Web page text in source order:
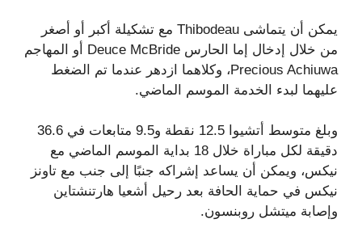
يمكن أن يتماشى Thibodeau مع تشكيلة أكبر أو أصغر
من خلال إدخال إما الحارس Deuce McBride أو المهاجم
Precious Achiuwa، وكلاهما ازدهر عندما تم الضغط
عليهما لبدء الخدمة الموسم الماضي.
وبلغ متوسط ​​أتشيوا 12.5 نقطة و9.5 متابعات في 36.6
دقيقة لكل مباراة خلال 18 بداية الموسم الماضي مع
نيكس، ويمكن أن يساعد إشراكه جنبًا إلى جنب مع تاونز
نيكس في حماية الحافة بعد رحيل أشعيا هارتنشتاين
وإصابة ميتشل روبنسون.